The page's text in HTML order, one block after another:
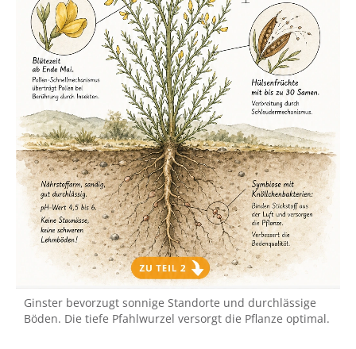
Ginster bevorzugt sonnige Standorte und durchlässige
Böden. Die tiefe Pfahlwurzel versorgt die Pflanze optimal.